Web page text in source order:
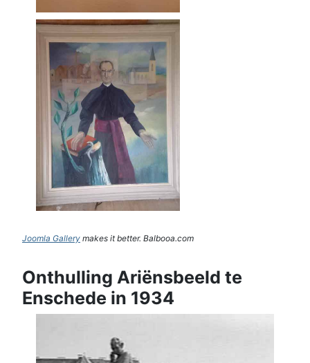
Joomla Gallery makes it better. Balbooa.com
Onthulling Ariënsbeeld te
Enschede in 1934